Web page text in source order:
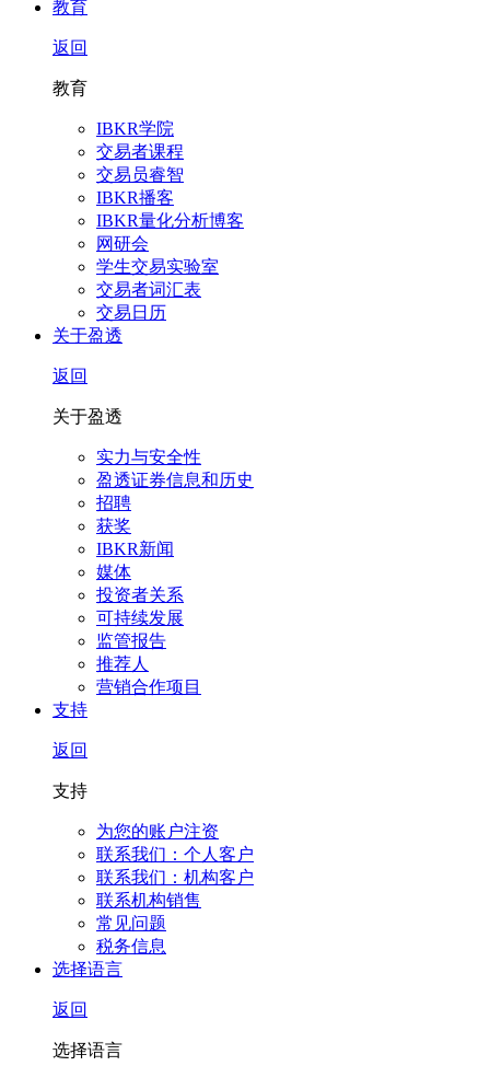
教育
返回
教育
IBKR学院
交易者课程
交易员睿智
IBKR播客
IBKR量化分析博客
网研会
学生交易实验室
交易者词汇表
交易日历
关于盈透
返回
关于盈透
实力与安全性
盈透证券信息和历史
招聘
获奖
IBKR新闻
媒体
投资者关系
可持续发展
监管报告
推荐人
营销合作项目
支持
返回
支持
为您的账户注资
联系我们：个人客户
联系我们：机构客户
联系机构销售
常见问题
税务信息
选择语言
返回
选择语言